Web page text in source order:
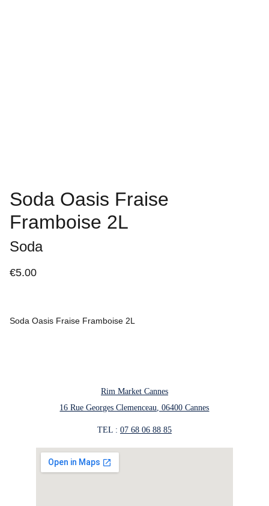
Soda Oasis Fraise
Framboise 2L
Soda
€5.00
Soda Oasis Fraise Framboise 2L
Rim Market Cannes
16 Rue Georges Clemenceau, 06400 Cannes
TEL : 07 68 06 88 85